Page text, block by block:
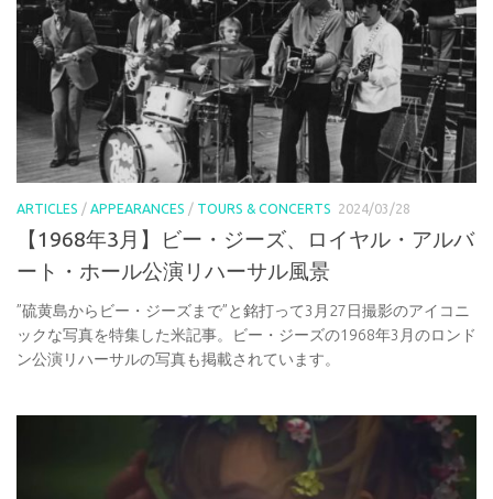
ARTICLES / APPEARANCES / TOURS & CONCERTS 2024/03/28
【1968年3月】ビー・ジーズ、ロイヤル・アルバ
ート・ホール公演リハーサル風景
”硫黄島からビー・ジーズまで”と銘打って3月27日撮影のアイコニ
ックな写真を特集した米記事。ビー・ジーズの1968年3月のロンド
ン公演リハーサルの写真も掲載されています。